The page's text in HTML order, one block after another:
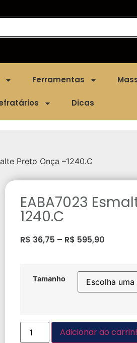
Ferramentas
Dicas
Preto Onça –1240.C
EABA7023
1240.C
R$ 36,75 – R$ 595,90
Tamanho
Adicionar ao